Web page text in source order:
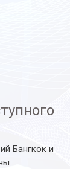
Бангкок и